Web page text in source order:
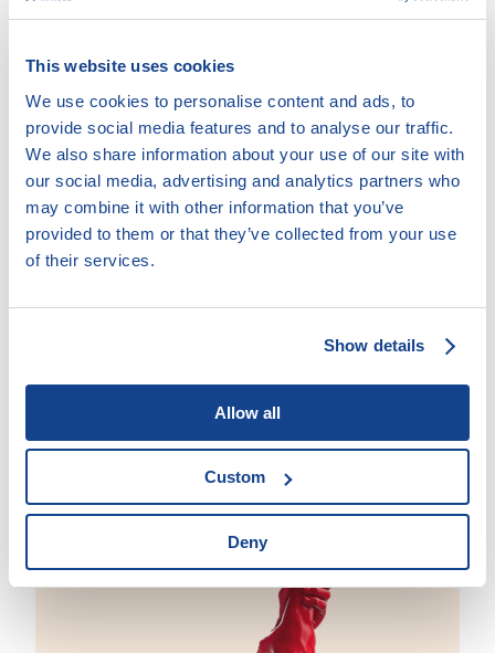
This website uses cookies
We use cookies to personalise content and ads, to
provide social media features and to analyse our traffic.
We also share information about your use of our site with
our social media, advertising and analytics partners who
may combine it with other information that you’ve
provided to them or that they’ve collected from your use
of their services.
Show details
Allow all
Custom
Deny
Lidé jsou v takových případech často povinní vrátit
stovky podobných případů, kdy věřitelé z řad
nebankovních společností lidem vrací peníze
splacené nad rámec výše původní půjčky,“ upřesňuje
vedoucí našeho dluhového poradenství Daniel Hůle
a doporučuje lidem, kterým byly naúčtovány vysoké
úroky, aby se na nás obrátili.
Půjčka může být neplatná také v případě, že
poskytovatel dostatečně neposoudí schopnost
životními náklady nebo ignoroval, že žadatel o půjčku